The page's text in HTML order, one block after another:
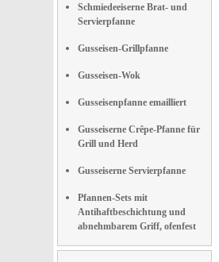
Schmiedeeiserne Brat- und
Servierpfanne
Gusseisen-Grillpfanne
Gusseisen-Wok
Gusseisenpfanne emailliert
Gusseiserne Crêpe-Pfanne für
Grill und Herd
Gusseiserne Servierpfanne
Pfannen-Sets mit
Antihaftbeschichtung und
abnehmbarem Griff, ofenfest